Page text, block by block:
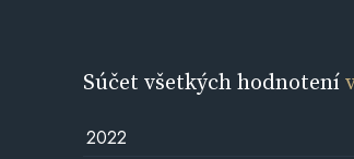
Súčet všetkých hodnotení
2022